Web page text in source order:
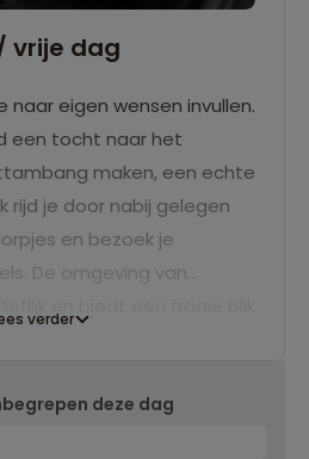
vrije dag
naar eigen wensen invullen.
een tocht naar het
maken, een echte
rijd je door nabij gelegen
en bezoek je
De omgeving van
keuken te
je
verder
deze dag